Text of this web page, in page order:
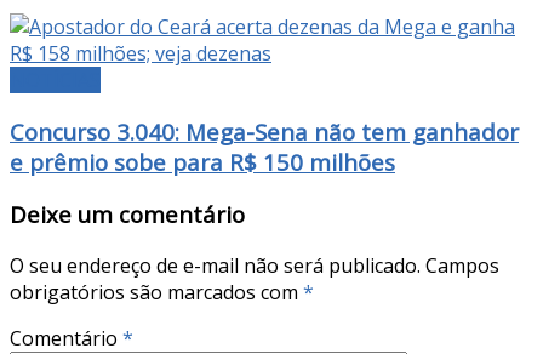
Concurso 3.040: Mega-Sena não tem ganhador
e prêmio sobe para R$ 150 milhões
Deixe um comentário
O seu endereço de e-mail não será publicado. Campos
obrigatórios são marcados com *
Comentário *